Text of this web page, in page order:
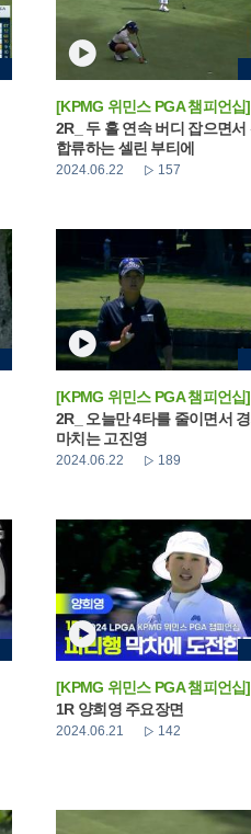
[KPMG 위민스 PGA 챔피언십]
2R_ 두 홀 연속 버디 잡으면서
합류하는 셀린 부티에
2024.06.22 157
[KPMG 위민스 PGA 챔피언십]
2R_ 오늘만 4타를 줄이면서
마치는 고진영
2024.06.22 189
[KPMG 위민스 PGA 챔피언십]
1R 양희영 주요장면
2024.06.21 142